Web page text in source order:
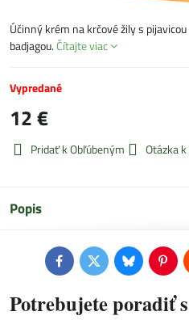
Účinný krém na krčové žily s
badjagou.Čítajte viac
Vypredané
12 €
Pridať k Obľúbeným Otázka
Popis
FacebookTwitterBluesky
Potrebujete poradiť